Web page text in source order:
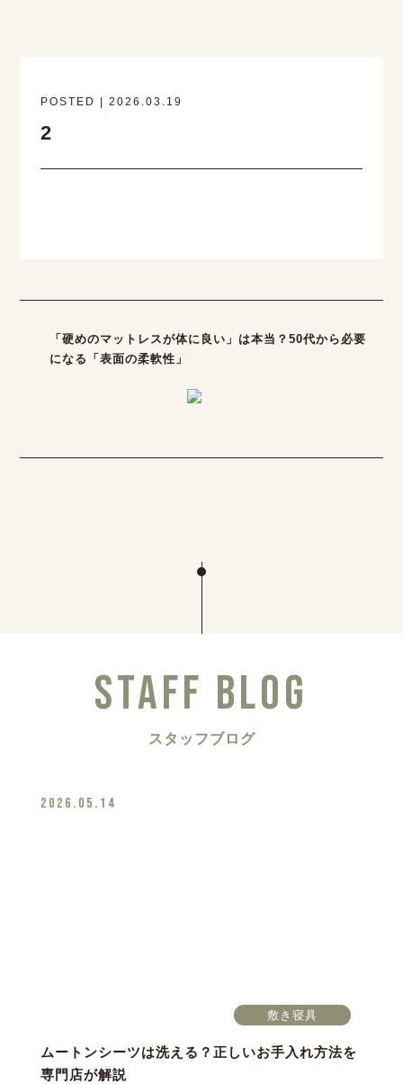
POSTED | 2026.03.19
2
「硬めのマットレスが体に良い」は本当？50代から必要
になる「表面の柔軟性」
STAFF BLOG
スタッフブログ
2026.05.14
敷き寝具
ムートンシーツは洗える？正しいお手入れ方法を
専門店が解説